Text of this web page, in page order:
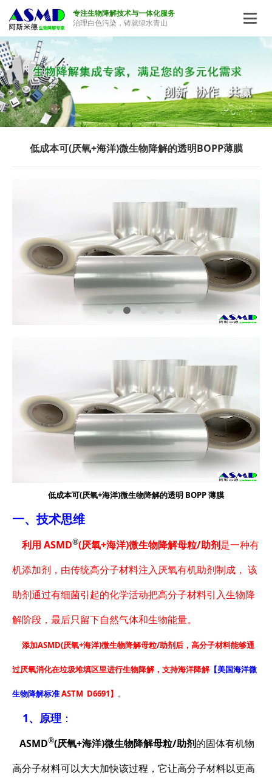
专注生物降解技术与一体化服务
治理白色污染，铸就绿水青山

低成本可(厌氧+海洋)微生物降解的透明BOPP薄膜
低成本可(厌氧+海洋)微生物降解的透明 BOPP 薄膜
一、技术思维
利用 ASMD®(厌氧+海洋)微生物降解母粒/助剂是一种有
机添加剂，由传统高分子材料注入厌氧有机助剂制成， 该
助剂通过有细菌引起的化学活动把高分子材料引入生物降
解阶段，最后只留下自然气体和生物能量。
添加ASMD(厌氧+海洋)微生物降解母粒/助剂后，高分子材料能够通
过厌氧消化在垃圾堆填区里进行生物降解， 支持海洋降解【美国海洋微
生物降解标准ASTM D6691】 。
1、原理 ：
ASMD®(厌氧+海洋)微生物降解母粒/助剂的固体有机物
高分子材料可以大大加快该过程，它让高分子材料以更高